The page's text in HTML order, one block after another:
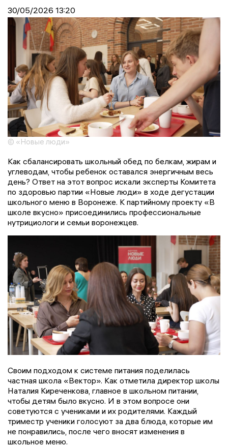
30/05/2026 13:20
© «Новые люди»
Как сбалансировать школьный обед по белкам, жирам и
углеводам, чтобы ребенок оставался энергичным весь
день? Ответ на этот вопрос искали эксперты Комитета
по здоровью партии «Новые люди» в ходе дегустации
школьного меню в Воронеже. К партийному проекту «В
школе вкусно» присоединились профессиональные
нутрициологи и семьи воронежцев.
Своим подходом к системе питания поделилась
частная школа «Вектор». Как отметила директор школы
Наталия Киреченкова, главное в школьном питании,
чтобы детям было вкусно. И в этом вопросе они
советуются с учениками и их родителями. Каждый
триместр ученики голосуют за два блюда, которые им
не понравились, после чего вносят изменения в
школьное меню.